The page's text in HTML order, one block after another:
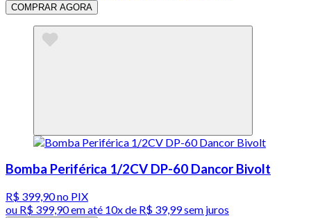
COMPRAR AGORA
Bomba Periférica 1/2CV DP-60 Dancor Bivolt
R$ 399,90no PIX
ou R$ 399,90em até 10x de R$ 39,99 sem juros